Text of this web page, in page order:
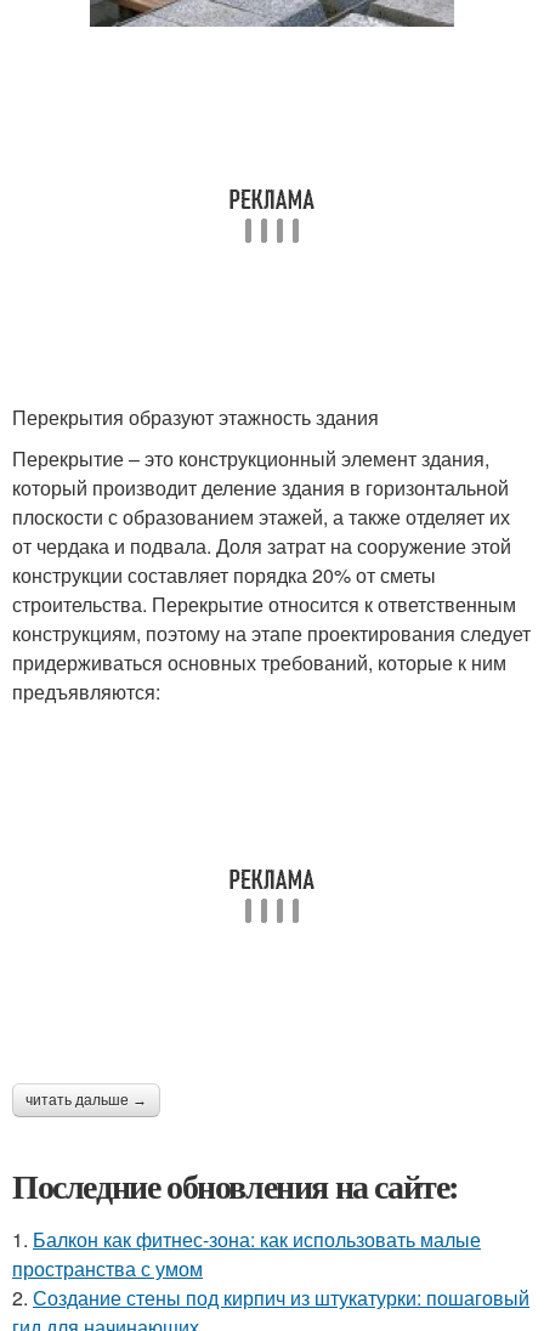
Перекрытия образуют этажность здания
Перекрытие – это конструкционный элемент здания,
который производит деление здания в горизонтальной
плоскости с образованием этажей, а также отделяет их
от чердака и подвала. Доля затрат на сооружение этой
конструкции составляет порядка 20% от сметы
строительства. Перекрытие относится к ответственным
конструкциям, поэтому на этапе проектирования следует
придерживаться основных требований, которые к ним
предъявляются:
читать дальше →
Последние обновления на сайте:
1. Балкон как фитнес-зона: как использовать малые
пространства с умом
2. Создание стены под кирпич из штукатурки: пошаговый